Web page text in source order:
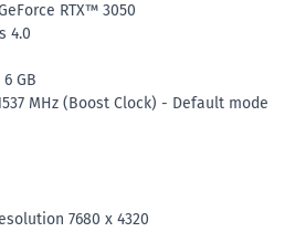
RTX™ 3050
4.0
GB
MHz (Boost Clock) - Default mode
7680 x 4320